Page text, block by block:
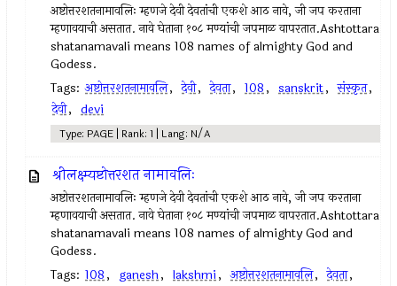
अष्टोत्तरशतनामावलिः म्हणजे देवी देवतांची एकशे आठ नावे, जी जप करताना
म्हणावयाची असतात. नावे घेताना १०८ मण्यांची जपमाळ वापरतात.Ashtottara
shatanamavali means 108 names of almighty God and
Godess.
Tags: अष्टोत्तरशतनामावलि, देवी, देवता, 108, sanskrit, संस्कृत,
देवी, devi
Type: PAGE | Rank: 1 | Lang: N/A
श्रीलक्ष्म्यष्टोत्तरशत नामावलिः
अष्टोत्तरशतनामावलिः म्हणजे देवी देवतांची एकशे आठ नावे, जी जप करताना
म्हणावयाची असतात. नावे घेताना १०८ मण्यांची जपमाळ वापरतात.Ashtottara
shatanamavali means 108 names of almighty God and
Godess.
Tags: 108, ganesh, lakshmi, अष्टोत्तरशतनामावलि, देवता,